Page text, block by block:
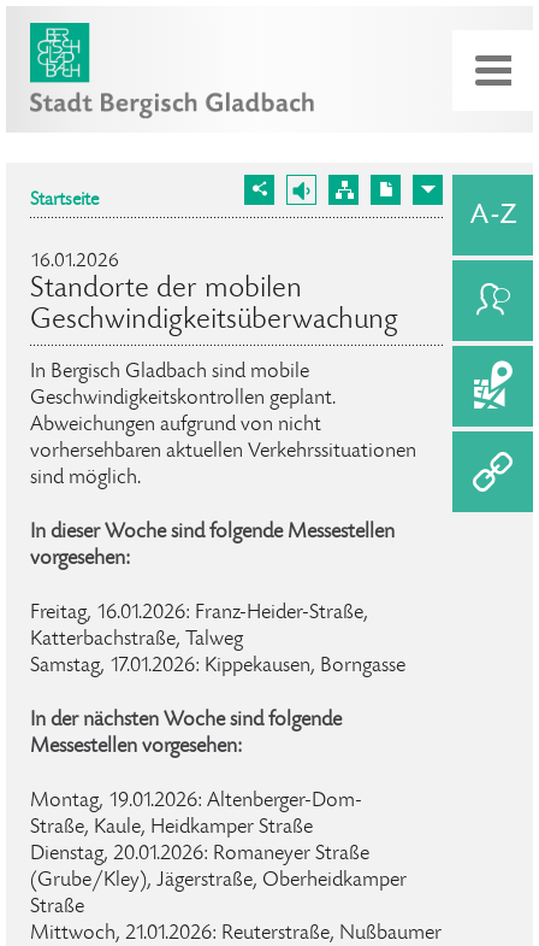
Startseite
16.01.2026
Standorte der mobilen
Geschwindigkeitsüberwachung
In Bergisch Gladbach sind mobile
Geschwindigkeitskontrollen geplant.
Abweichungen aufgrund von nicht
vorhersehbaren aktuellen Verkehrssituationen
sind möglich.
In dieser Woche sind folgende Messestellen
vorgesehen:
Freitag, 16.01.2026: Franz-Heider-Straße,
Katterbachstraße, Talweg
Samstag, 17.01.2026: Kippekausen, Borngasse
In der nächsten Woche sind folgende
Messestellen vorgesehen:
Montag, 19.01.2026: Altenberger-Dom-
Straße, Kaule, Heidkamper Straße
Dienstag, 20.01.2026: Romaneyer Straße
(Grube/Kley), Jägerstraße, Oberheidkamper
Straße
Mittwoch, 21.01.2026: Reuterstraße, Nußbaumer